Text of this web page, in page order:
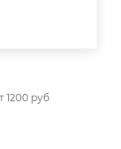
1200 руб